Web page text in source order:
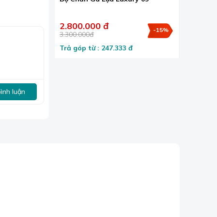
mùa hè.
luận
2.800.000 đ
3.300.000đ
-15%
Trả góp từ : 247.333 đ